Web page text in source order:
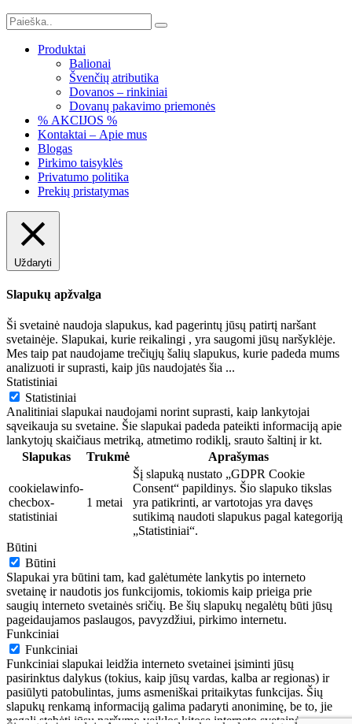
Produktai
Balionai
Švenčių atributika
Dovanos – rinkiniai
Dovanų pakavimo priemonės
% AKCIJOS %
Kontaktai – Apie mus
Blogas
Pirkimo taisyklės
Privatumo politika
Prekių pristatymas
Uždaryti
Slapukų apžvalga
Ši svetainė naudoja slapukus, kad pagerintų jūsų patirtį naršant
svetainėje. Slapukai, kurie reikalingi , yra saugomi jūsų naršyklėje.
Mes taip pat naudojame trečiųjų šalių slapukus, kurie padeda mums
analizuoti ir suprasti, kaip jūs naudojatės šia ...
Statistiniai
Statistiniai
Analitiniai slapukai naudojami norint suprasti, kaip lankytojai
sąveikauja su svetaine. Šie slapukai padeda pateikti informaciją apie
lankytojų skaičiaus metriką, atmetimo rodiklį, srauto šaltinį ir kt.
Slapukas
Trukmė Aprašymas
cookielawinfo-
checbox-
statistiniai
1 metai
Šį slapuką nustato „GDPR Cookie
Consent“ papildinys. Šio slapuko tikslas
yra patikrinti, ar vartotojas yra davęs
sutikimą naudoti slapukus pagal kategoriją
„Statistiniai“.
Būtini
Būtini
Slapukai yra būtini tam, kad galėtumėte lankytis po interneto
svetainę ir naudotis jos funkcijomis, tokiomis kaip prieiga prie
saugių interneto svetainės sričių. Be šių slapukų negalėtų būti jūsų
pageidaujamos paslaugos, pavyzdžiui, pirkimo internetu.
Funkciniai
Funkciniai
Funkciniai slapukai leidžia interneto svetainei įsiminti jūsų
pasirinktus dalykus (tokius, kaip jūsų vardas, kalba ar regionas) ir
pasiūlyti patobulintas, jums asmeniškai pritaikytas funkcijas. Šių
slapukų renkamą informaciją galima padaryti anoniminę, be to, jie
negali stebėti jūsų naršymo veiklos kitose interneto svetainėse.